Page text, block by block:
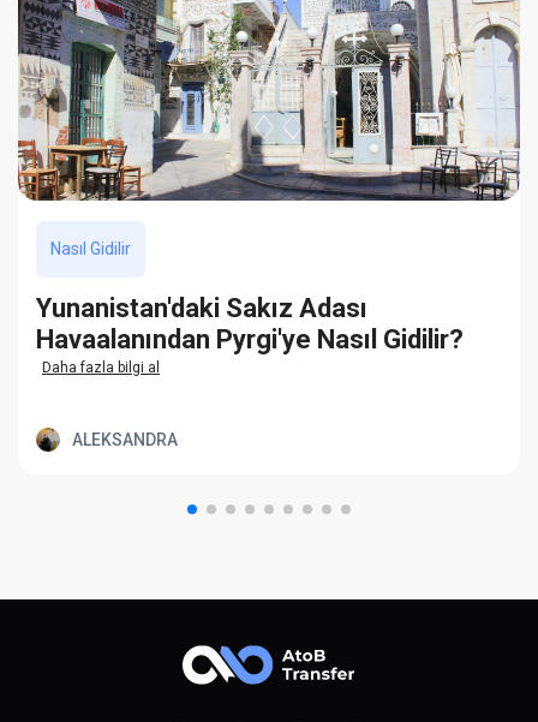
Nasıl Gidilir
Yunanistan'daki Sakız Adası
Havaalanından Pyrgi'ye Nasıl Gidilir?
Daha fazla bilgi al
ALEKSANDRA